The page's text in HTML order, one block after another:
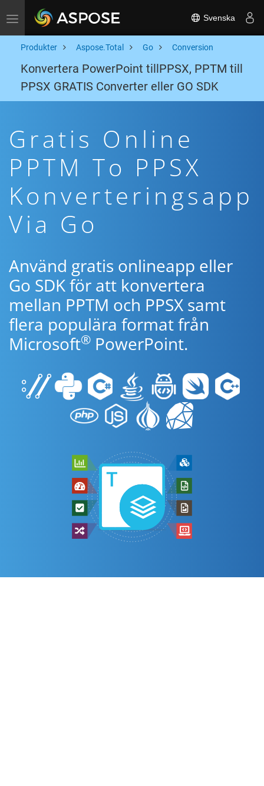
Toggle navigation Svenska
Produkter Aspose.Total Go Conversion
Konvertera PowerPoint tillPPSX, PPTM till
PPSX GRATIS Converter eller GO SDK
Gratis Online
PPTM To PPSX
Konverteringsapp
Via Go
Använd gratis onlineapp eller
Go SDK för att konvertera
mellan PPTM och PPSX samt
flera populära format från
Microsoft® PowerPoint.